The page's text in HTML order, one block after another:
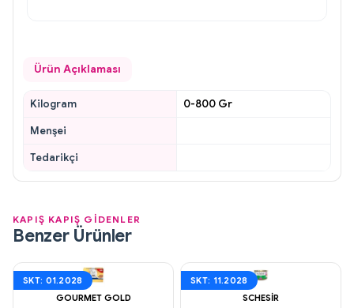
Ürün Açıklaması
Kilogram
0-800 Gr
Menşei
Tedarikçi
KAPIŞ KAPIŞ GİDENLER
Benzer Ürünler
SKT: 01.2028
GOURMET GOLD
SKT: 11.2028
SCHESIR